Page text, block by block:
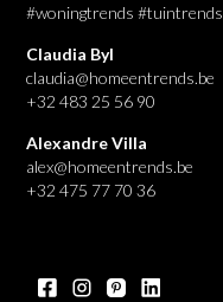
#woningtrends #tuintrends
Claudia Byl
claudia@homeentrends.be
+32 483 25 56 90
Alexandre Villa
alex@homeentrends.be
+32 475 77 70 36